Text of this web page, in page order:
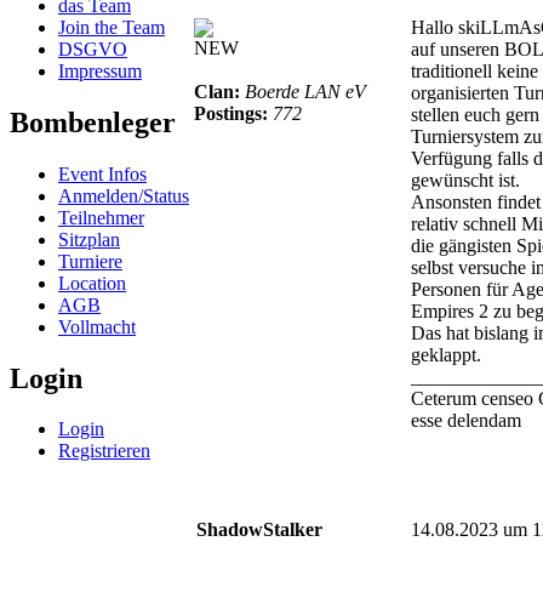
das Team
Join the Team
DSGVO
Impressum
Bombenleger
Event Infos
Anmelden/Status
Teilnehmer
Sitzplan
Turniere
Location
AGB
Vollmacht
Login
Login
Registrieren
NEW
Clan: Boerde LAN eV
Postings: 772
Hallo
auf unseren
traditionell keine
organisierten
stellen euch gern
Turniersystem
Verfügung falls
gewünscht ist.
Ansonsten
relativ schnell
die gängisten
selbst versuche
Personen für
Empires 2 zu
Das hat bislang
geklappt.
Ceterum censeo
esse delendam
ShadowStalker 14.08.2023 um